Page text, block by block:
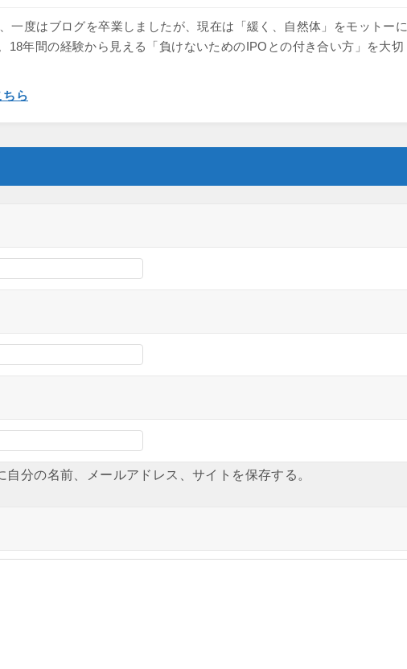
一度はブログを卒業しましたが、現在は「緩く、自然体」をモットーに
18年間の経験から見える「負けないためのIPOとの付き合い方」を大切
ら
分の名前、メールアドレス、サイトを保存する。